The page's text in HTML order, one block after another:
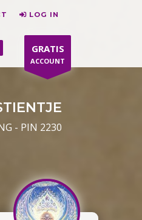
LOG IN
GRATIS
ACCOUNT
- PIN 2230